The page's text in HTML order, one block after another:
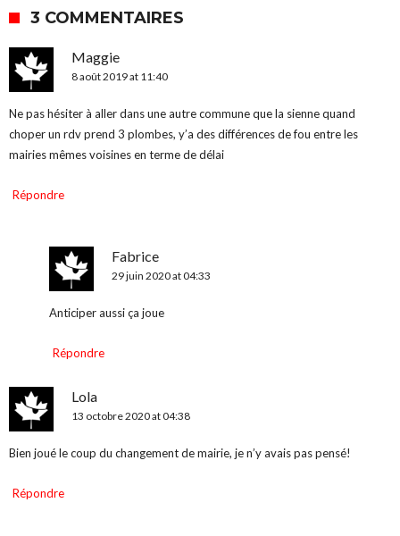
3 COMMENTAIRES
Maggie
8 août 2019 at 11:40
Ne pas hésiter à aller dans une autre commune que la sienne quand
choper un rdv prend 3 plombes, y’a des différences de fou entre les
mairies mêmes voisines en terme de délai
Répondre
Fabrice
29 juin 2020 at 04:33
Anticiper aussi ça joue
Répondre
Lola
13 octobre 2020 at 04:38
Bien joué le coup du changement de mairie, je n’y avais pas pensé!
Répondre